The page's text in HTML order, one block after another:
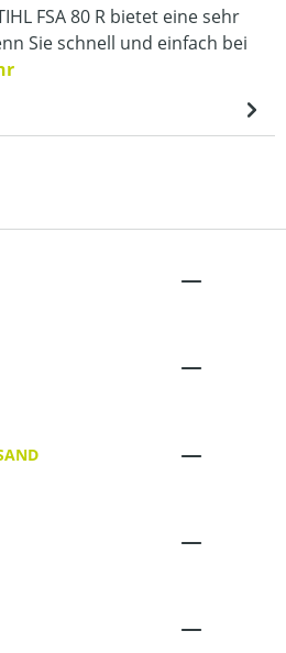
FSA 80 R bietet eine sehr
Sie schnell und einfach bei